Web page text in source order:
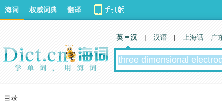
海词 权威词典 翻译
英 汉 | 汉语 | 上海话 广
目录